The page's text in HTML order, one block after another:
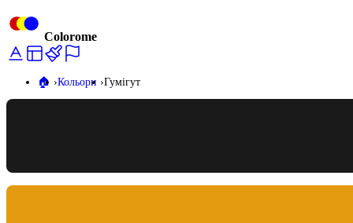
Colorome
🏠️ Кольори Гумігут